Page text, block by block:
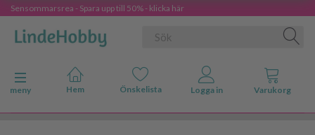
Sensommarsrea - Spara upp till 50% - klicka här
Ändra navigering
meny